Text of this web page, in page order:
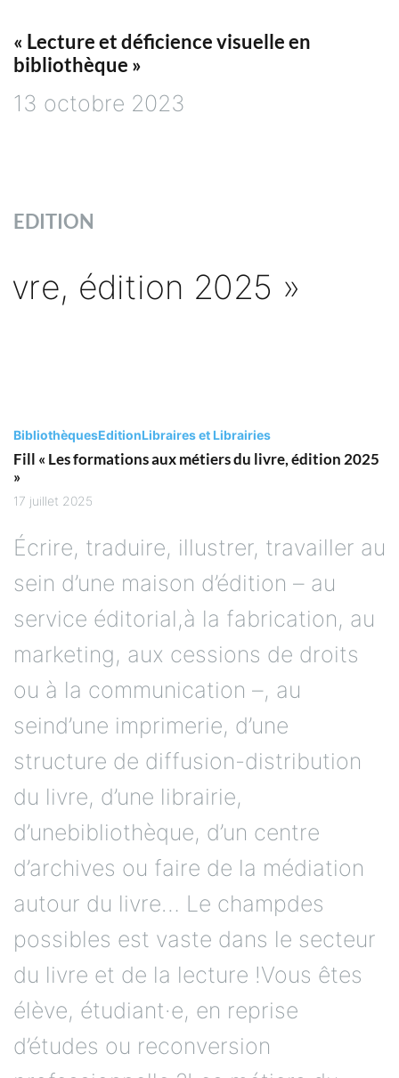
« Lecture et déficience visuelle en
bibliothèque »
13 octobre 2023
EDITION
BibliothèquesEditionLibraires et Librairies
Fill « Les formations aux métiers du livre, édition 2025
»
17 juillet 2025
Écrire, traduire, illustrer, travailler au
sein d’une maison d’édition – au
service éditorial,à la fabrication, au
marketing, aux cessions de droits
ou à la communication –, au
seind’une imprimerie, d’une
structure de diffusion-distribution
du livre, d’une librairie,
d’unebibliothèque, d’un centre
d’archives ou faire de la médiation
autour du livre… Le champdes
possibles est vaste dans le secteur
du livre et de la lecture !Vous êtes
élève, étudiant·e, en reprise
d’études ou reconversion